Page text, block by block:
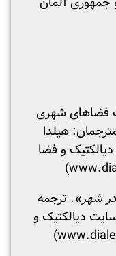
2008. «اهمیت فضاهای شهری
هیلدا
و فضا
شهر». ترجمه
دیالکتیک و